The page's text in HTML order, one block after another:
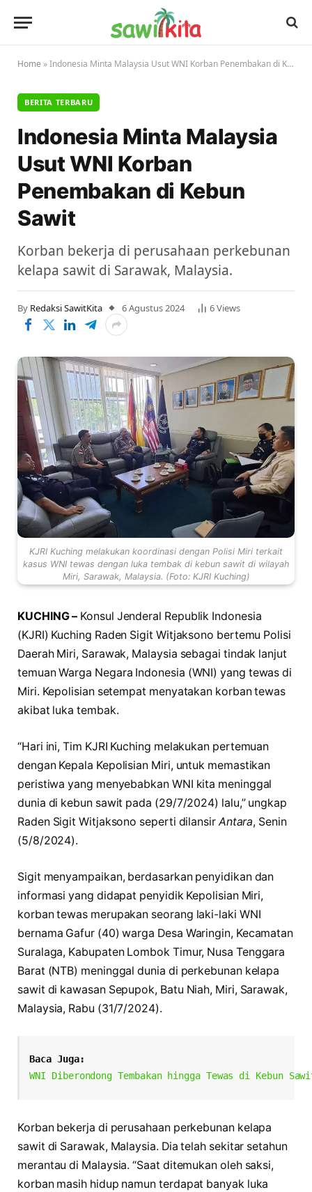
Home »Indonesia Minta Malaysia Usut WNI Korban Penembakan di Kebun Sawit
BERITA TERBARU
Indonesia Minta Malaysia
Usut WNI Korban
Penembakan di Kebun
Sawit
Korban bekerja di perusahaan perkebunan
kelapa sawit di Sarawak, Malaysia.
By Redaksi SawitKita 6 Agustus 2024 6Views
KJRI Kuching melakukan koordinasi dengan Polisi Miri terkait
kasus WNI tewas dengan luka tembak di kebun sawit di wilayah
Miri, Sarawak, Malaysia. (Foto: KJRI Kuching)
KUCHING – Konsul Jenderal Republik Indonesia
(KJRI) Kuching Raden Sigit Witjaksono bertemu Polisi
Daerah Miri, Sarawak, Malaysia sebagai tindak lanjut
temuan Warga Negara Indonesia (WNI) yang tewas di
Miri. Kepolisian setempat menyatakan korban tewas
akibat luka tembak.
“Hari ini, Tim KJRI Kuching melakukan pertemuan
dengan Kepala Kepolisian Miri, untuk memastikan
peristiwa yang menyebabkan WNI kita meninggal
dunia di kebun sawit pada (29/7/2024) lalu,” ungkap
Raden Sigit Witjaksono seperti dilansirAntara, Senin
(5/8/2024).
Sigit menyampaikan, berdasarkan penyidikan dan
informasi yang didapat penyidik Kepolisian Miri,
korban tewas merupakan seorang laki-laki WNI
bernama Gafur (40) warga Desa Waringin, Kecamatan
Suralaga, Kabupaten Lombok Timur, Nusa Tenggara
Barat (NTB) meninggal dunia di perkebunan kelapa
sawit di kawasan Sepupok, Batu Niah, Miri, Sarawak,
Malaysia, Rabu (31/7/2024).
Baca Juga:
WNI Diberondong Tembakan hingga Tewas di Kebun
Korban bekerja di perusahaan perkebunan kelapa
sawit di Sarawak, Malaysia. Dia telah sekitar setahun
merantau di Malaysia. “Saat ditemukan oleh saksi,
korban masih hidup namun terdapat banyak luka